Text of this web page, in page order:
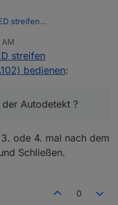
streifen
der Autodetekt ?
man Geräte Manuel
streifen
bedienen:
Autodetekt ?
ode 4. mal nach dem
Schließen.
0